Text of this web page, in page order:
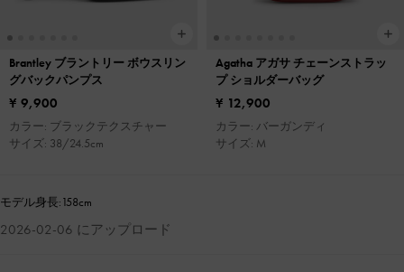
Brantley ブラントリー ボウスリン
グバックパンプス
¥ 9,900
カラー: ブラックテクスチャー
サイズ: 38/24.5cm
Agatha アガサ チェーンストラッ
プ ショルダーバッグ
¥ 12,900
カラー: バーガンディ
サイズ: M
モデル身長:158cm
2026-02-06 にアップロード